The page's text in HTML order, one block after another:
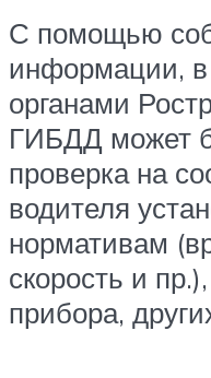
С помощью
информации, в
органами
ГИБДД может
проверка на
водителя
нормативам
скорость и
прибора,